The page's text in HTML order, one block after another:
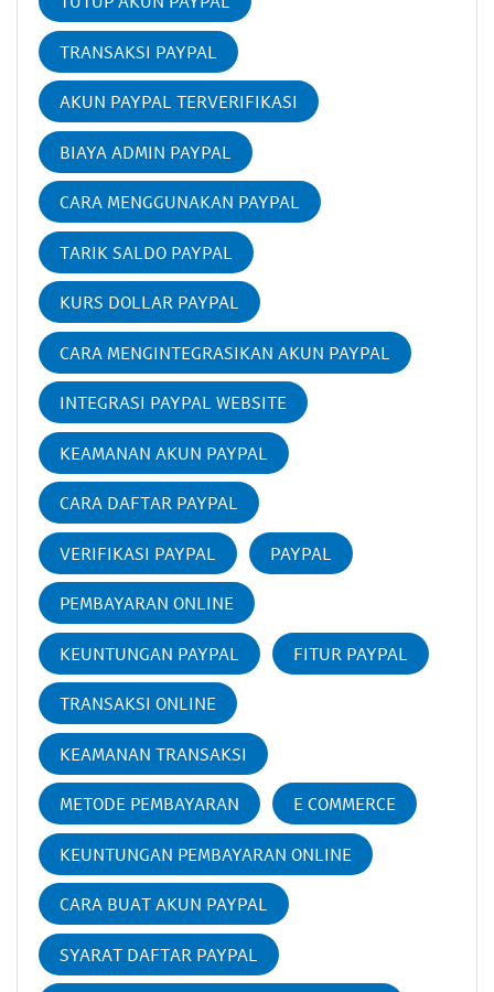
TRANSAKSI PAYPAL
AKUN PAYPAL TERVERIFIKASI
BIAYA ADMIN PAYPAL
CARA MENGGUNAKAN PAYPAL
TARIK SALDO PAYPAL
KURS DOLLAR PAYPAL
CARA MENGINTEGRASIKAN AKUN PAYPAL
INTEGRASI PAYPAL WEBSITE
KEAMANAN AKUN PAYPAL
CARA DAFTAR PAYPAL
VERIFIKASI PAYPAL PAYPAL
PEMBAYARAN ONLINE
KEUNTUNGAN PAYPAL FITUR PAYPAL
TRANSAKSI ONLINE
KEAMANAN TRANSAKSI
METODE PEMBAYARAN E COMMERCE
KEUNTUNGAN PEMBAYARAN ONLINE
CARA BUAT AKUN PAYPAL
SYARAT DAFTAR PAYPAL